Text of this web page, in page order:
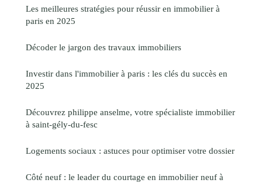
Les meilleures stratégies pour réussir en immobilier à
paris en 2025
Décoder le jargon des travaux immobiliers
Investir dans l'immobilier à paris : les clés du succès en
2025
Découvrez philippe anselme, votre spécialiste immobilier
à saint-gély-du-fesc
Logements sociaux : astuces pour optimiser votre dossier
Côté neuf : le leader du courtage en immobilier neuf à